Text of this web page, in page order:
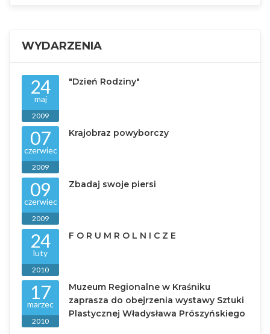
WYDARZENIA
24
maj
2009
"Dzień Rodziny"
07
czerwiec
2009
Krajobraz powyborczy
09
czerwiec
2009
Zbadaj swoje piersi
24
luty
2010
F O R U M R O L N I C Z E
17
marzec
2010
Muzeum Regionalne w Kraśniku
zaprasza do obejrzenia wystawy Sztuki
Plastycznej Władysława Prószyńskiego